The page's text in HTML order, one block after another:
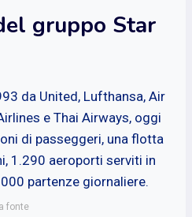
gruppo Star
da United, Lufthansa, Air
e Thai Airways, oggi
di passeggeri, una flotta
1.290 aeroporti serviti in
partenze giornaliere.
fonte